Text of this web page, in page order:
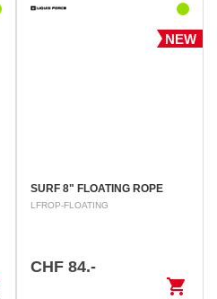
NEW
SURF 8" FLOATING ROPE
LFROP-FLOATING
CHF 84.-
shopping_cart